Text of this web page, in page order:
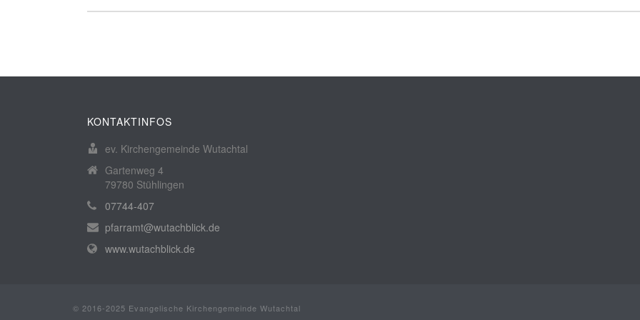
KONTAKTINFOS
ev. Kirchengemeinde Wutachtal
Gartenweg 4
79780 Stühlingen
07744-407
pfarramt@wutachblick.de
www.wutachblick.de
© 2016-2025 Evangelische Kirchengemeinde Wutachtal